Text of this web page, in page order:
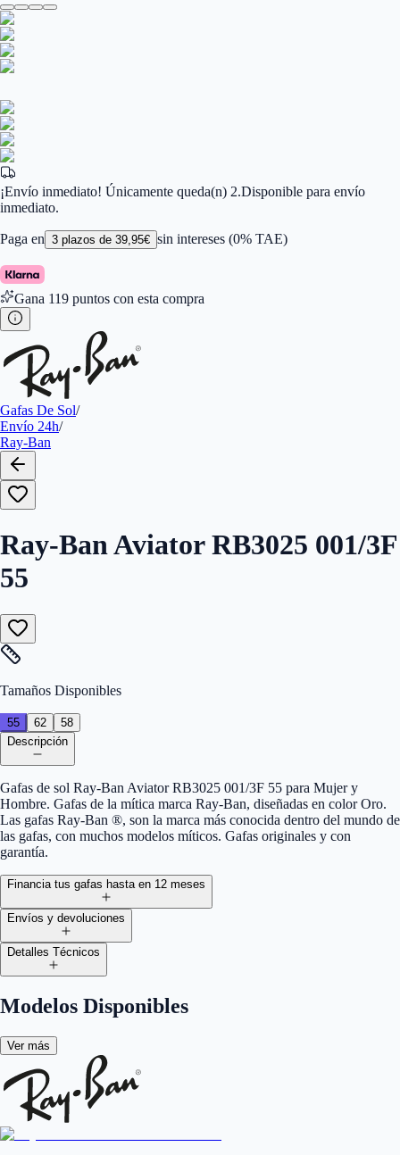
Gafas de sol Ray-Ban Aviator RB3025 001/3F 55 para Mujer y
Gafas de sol Ray-Ban Aviator RB3025 001/3F 55 para Mujer y
Género:Mujer, Hombre
Largo de la Varilla (mm)
135
Tipo de Cristales:Normales
Calibres:805289307655,805289307662,805289307679
En Stock
¡Envío inmediato! Únicamente queda(n) 2.Disponible para envío
inmediato.
Paga en 3 plazos de 39,95€ sin intereses (0% TAE)
Gana 119 puntos con esta compra
Gafas De Sol/
Envío 24h/
Ray-Ban
Ray-Ban Aviator RB3025 001/3F
55
Tamaños Disponibles
55 62
58
Descripción
Gafas de sol Ray-Ban Aviator RB3025 001/3F 55 para Mujer y
Hombre. Gafas de la mítica marca Ray-Ban, diseñadas en color Oro.
Las gafas Ray-Ban ®, son la marca más conocida dentro del mundo de
las gafas, con muchos modelos míticos. Gafas originales y con
garantía.
Financia tus gafas hasta en 12 meses
Envíos y devoluciones
Detalles Técnicos
Modelos Disponibles
Ver más